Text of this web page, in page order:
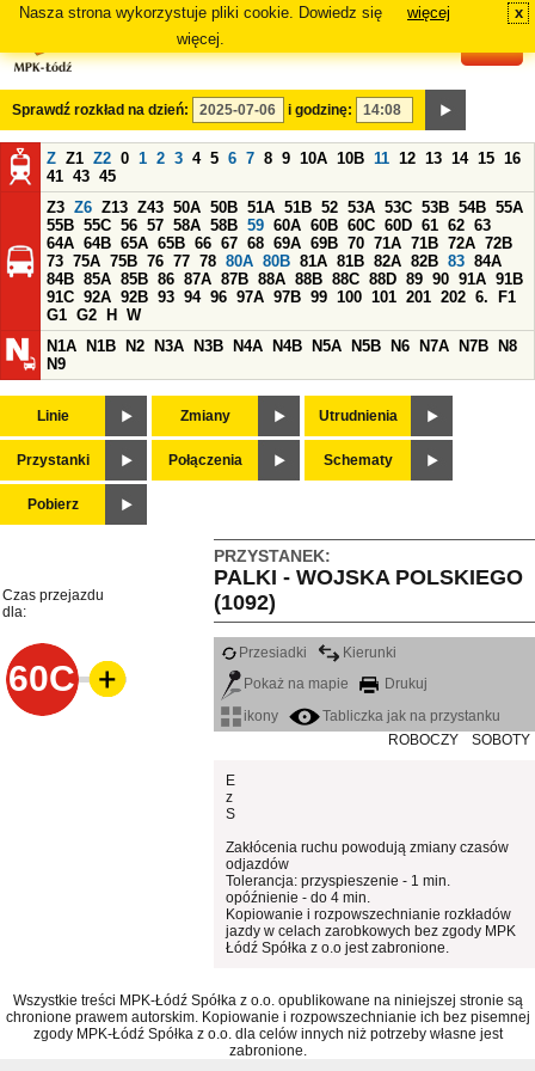
Nasza strona wykorzystuje pliki cookie. Dowiedz się
więcej.
więcej x
Sprawdź rozkład na dzień: i godzinę:
Z Z1 Z2 0 1 2 3 4 5 6 7 8 9 10A 10B 11 12 13 14 15 16
41 43 45
Z3 Z6 Z13 Z43 50A 50B 51A 51B 52 53A 53C 53B 54B 55A
55B 55C 56 57 58A 58B 59 60A 60B 60C 60D 61 62 63
64A 64B 65A 65B 66 67 68 69A 69B 70 71A 71B 72A 72B
73 75A 75B 76 77 78 80A 80B 81A 81B 82A 82B 83 84A
84B 85A 85B 86 87A 87B 88A 88B 88C 88D 89 90 91A 91B
91C 92A 92B 93 94 96 97A 97B 99 100 101 201 202 6.
F1
G1 G2 H
W
N1A
N1B N2 N3A N3B N4A N4B N5A N5B N6 N7A N7B
N8
N9
Linie Zmiany Utrudnienia
Przystanki Połączenia Schematy
Pobierz
PRZYSTANEK:
PALKI - WOJSKA POLSKIEGO
(1092)
Czas przejazdu
dla:
60C
Przesiadki
Kierunki
Pokaż na mapie
Drukuj
ikony
Tabliczka jak na przystanku
ROBOCZY
SOBOTY
E
z
S
Zakłócenia ruchu powodują zmiany czasów
odjazdów
Tolerancja: przyspieszenie - 1 min.
opóźnienie - do 4 min.
Kopiowanie i rozpowszechnianie rozkładów
jazdy w celach zarobkowych bez zgody MPK
Łódź Spółka z o.o jest zabronione.
Wszystkie treści MPK-Łódź Spółka z o.o. opublikowane na niniejszej stronie są
chronione prawem autorskim. Kopiowanie i rozpowszechnianie ich bez pisemnej
zgody MPK-Łódź Spółka z o.o. dla celów innych niż potrzeby własne jest
zabronione.